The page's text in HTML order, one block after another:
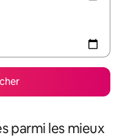
parmi les mieux